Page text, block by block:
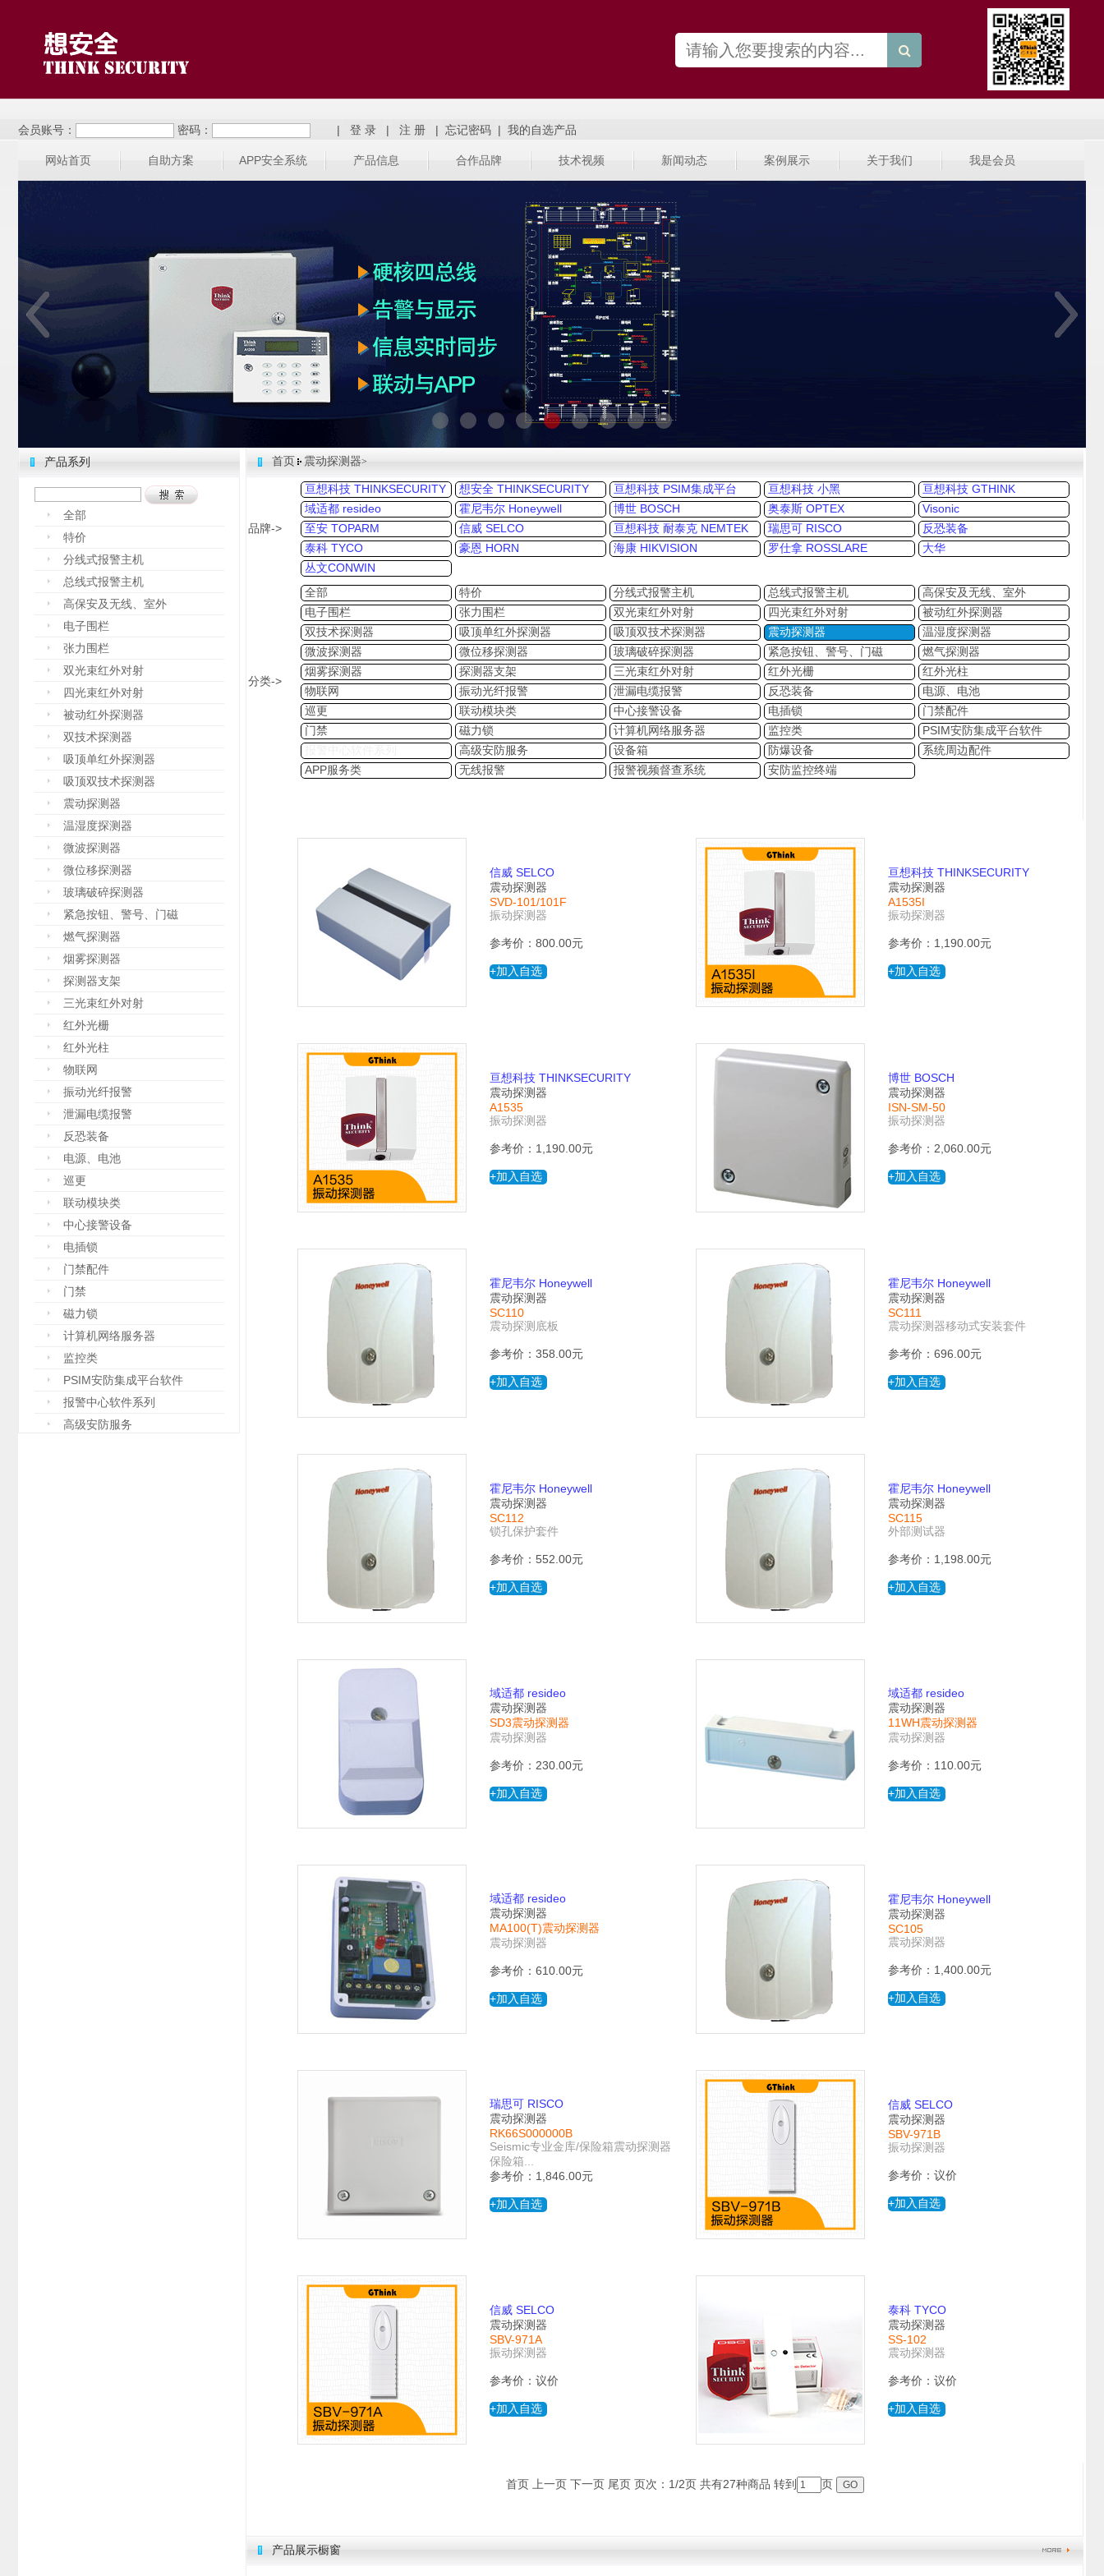
会员账号： 密码： | | | |
网站首页 自助方案 APP安全系统 产品信息 合作品牌 技术视频 新闻动态 案例展示 关于我们 我是会员
产品系列
全部
特价
分线式报警主机
总线式报警主机
高保安及无线、室外
电子围栏
张力围栏
双光束红外对射
四光束红外对射
被动红外探测器
双技术探测器
吸顶单红外探测器
吸顶双技术探测器
震动探测器
温湿度探测器
微波探测器
微位移探测器
玻璃破碎探测器
紧急按钮、警号、门磁
燃气探测器
烟雾探测器
探测器支架
三光束红外对射
红外光栅
红外光柱
物联网
振动光纤报警
泄漏电缆报警
反恐装备
电源、电池
巡更
联动模块类
中心接警设备
电插锁
门禁配件
门禁
磁力锁
计算机网络服务器
监控类
PSIM安防集成平台软件
报警中心软件系列
高级安防服务
首页 震动探测器>
品牌->
亘想科技 THINKSECURITY 想安全 THINKSECURITY 亘想科技 PSIM集成平台 亘想科技 小黑
亘想科技 GTHINK
域适都 resideo
霍尼韦尔 Honeywell 博世 BOSCH 奥泰斯 OPTEX
Visonic
至安 TOPARM
信威 SELCO 亘想科技 耐泰克 NEMTEK 瑞思可 RISCO
反恐装备
泰科 TYCO
豪恩 HORN 海康 HIKVISION 罗仕拿 ROSSLARE
大华
丛文CONWIN
分类->
全部 特价 分线式报警主机 总线式报警主机
高保安及无线、室外
电子围栏
张力围栏 双光束红外对射 四光束红外对射
被动红外探测器
双技术探测器
吸顶单红外探测器 吸顶双技术探测器 震动探测器
温湿度探测器
微波探测器
微位移探测器 玻璃破碎探测器 紧急按钮、警号、门磁
燃气探测器
烟雾探测器
探测器支架 三光束红外对射 红外光栅
红外光柱
物联网
振动光纤报警 泄漏电缆报警 反恐装备
电源、电池
巡更
联动模块类 中心接警设备 电插锁
门禁配件
门禁
磁力锁 计算机网络服务器 监控类
PSIM安防集成平台软件
高级安防服务 设备箱 防爆设备
系统周边配件
APP服务类
无线报警 报警视频督查系统 安防监控终端
信威 SELCO
震动探测器
SVD-101/101F
振动探测器
参考价：800.00元
+加入自选
亘想科技 THINKSECURITY
震动探测器
A1535I
振动探测器
参考价：1,190.00元
+加入自选
亘想科技 THINKSECURITY
震动探测器
A1535
振动探测器
参考价：1,190.00元
+加入自选
博世 BOSCH
震动探测器
ISN-SM-50
振动探测器
参考价：2,060.00元
+加入自选
霍尼韦尔 Honeywell
震动探测器
SC110
震动探测底板
参考价：358.00元
+加入自选
霍尼韦尔 Honeywell
震动探测器
SC111
震动探测器移动式安装套件
参考价：696.00元
+加入自选
霍尼韦尔 Honeywell
震动探测器
SC112
锁孔保护套件
参考价：552.00元
+加入自选
霍尼韦尔 Honeywell
震动探测器
SC115
外部测试器
参考价：1,198.00元
+加入自选
域适都 resideo
震动探测器
SD3震动探测器
震动探测器
参考价：230.00元
+加入自选
域适都 resideo
震动探测器
11WH震动探测器
震动探测器
参考价：110.00元
+加入自选
域适都 resideo
震动探测器
MA100(T)震动探测器
震动探测器
参考价：610.00元
+加入自选
霍尼韦尔 Honeywell
震动探测器
SC105
震动探测器
参考价：1,400.00元
+加入自选
瑞思可 RISCO
震动探测器
RK66S000000B
Seismic专业金库/保险箱震动探测器
保险箱...
参考价：1,846.00元
+加入自选
信威 SELCO
震动探测器
SBV-971B
振动探测器
参考价：议价
+加入自选
信威 SELCO
震动探测器
SBV-971A
振动探测器
参考价：议价
+加入自选
泰科 TYCO
震动探测器
SS-102
震动探测器
参考价：议价
+加入自选
首页 上一页 下一页 尾页 页次：1/2页 共有27种商品 转到 页
产品展示橱窗